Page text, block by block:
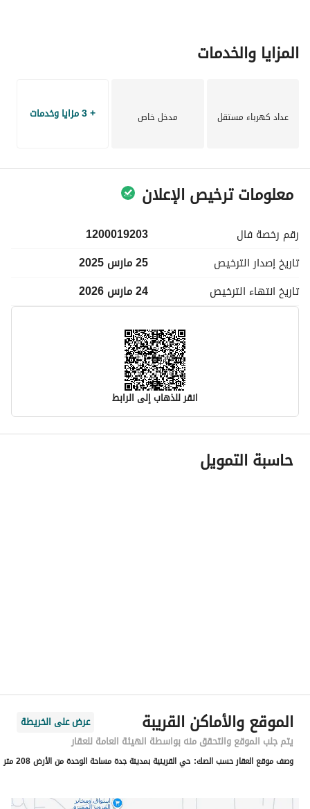
المزايا والخدمات
عداد كهرباء مستقل مدخل خاص + 3 مزايا وخدمات
معلومات ترخيص الإعلان
رقم رخصة فال
1200019203
تاريخ إصدار الترخيص
25 مارس 2025
تاريخ انتهاء الترخيص 24 مارس 2026
انقر للذهاب إلى الرابط
معلومات مسؤول الإعلان
اسم المسؤول
رقم المبنى
4190
الرقم الاضافي
7351
خط العرض
21.297885058696
حاسبة التمويل
الموقع والأماكن القريبة
عرض على الخريطة
يتم جلب الموقع والتحقق منه بواسطة الهيئة العامة للعقار
وصف موقع العقار حسب الصك: حي القرينية بمدينة جدة مساحة الوحدة من الأرض 208 متر